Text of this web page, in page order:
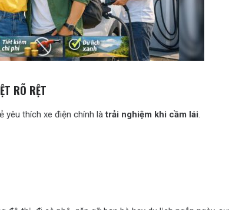
RÕ RỆT
yêu thích xe điện chính làtrải nghiệm khi cầm lái.